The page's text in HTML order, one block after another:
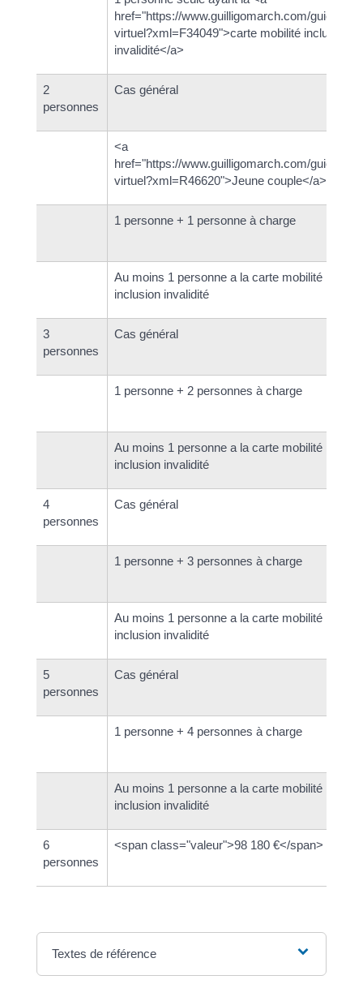
href="https://www.guilligomarch.com/guichet-
virtuel?xml=F34049">carte mobilité inclusion
invalidité</a>
2
personnes
Cas général
<a
href="https://www.guilligomarch.com/guichet-
virtuel?xml=R46620">Jeune couple</a>
1 personne + 1 personne à charge
Au moins 1 personne a la carte mobilité
inclusion invalidité
3
personnes
Cas général
1 personne + 2 personnes à charge
Au moins 1 personne a la carte mobilité
inclusion invalidité
4
personnes
Cas général
1 personne + 3 personnes à charge
Au moins 1 personne a la carte mobilité
inclusion invalidité
5
personnes
Cas général
1 personne + 4 personnes à charge
Au moins 1 personne a la carte mobilité
inclusion invalidité
6
personnes
<span class="valeur">98 180 €</span>
Textes de référence